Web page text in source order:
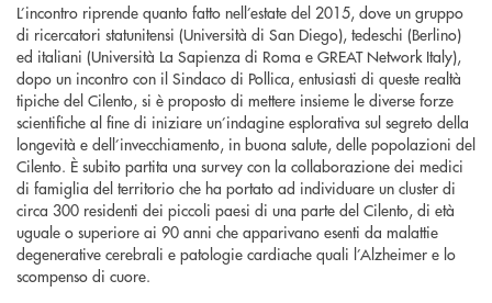
L’incontro riprende quanto fatto nell’estate del 2015, dove un gruppo
di ricercatori statunitensi (Università di San Diego), tedeschi (Berlino)
ed italiani (Università La Sapienza di Roma e GREAT Network Italy),
dopo un incontro con il Sindaco di Pollica, entusiasti di queste realtà
tipiche del Cilento, si è proposto di mettere insieme le diverse forze
scientifi­che al fi­ne di iniziare un’indagine esplorativa sul segreto della
longevità e dell’invecchiamento, in buona salute, delle popolazioni del
Cilento. È subito partita una survey con la collaborazione dei medici
di famiglia del territorio che ha portato ad individuare un cluster di
circa 300 residenti dei piccoli paesi di una parte del Cilento, di età
uguale o superiore ai 90 anni che apparivano esenti da malattie
degenerative cerebrali e patologie cardiache quali l’Alzheimer e lo
scompenso di cuore.